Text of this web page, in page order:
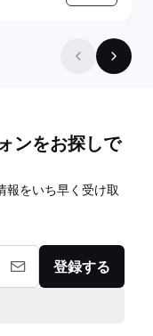
ンをお探しで
報をいち早く受け取
登録する